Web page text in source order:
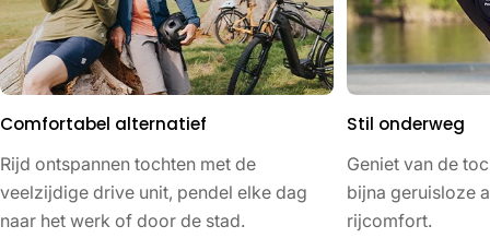
Comfortabel alternatief
Rijd ontspannen tochten met de
veelzijdige drive unit, pendel elke dag
naar het werk of door de stad.
Stil onderweg
Geniet van de
bijna geruisloze
rijcomfort.